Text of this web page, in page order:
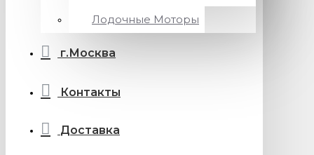
Лодочные Моторы
г.Москва
Контакты
Доставка